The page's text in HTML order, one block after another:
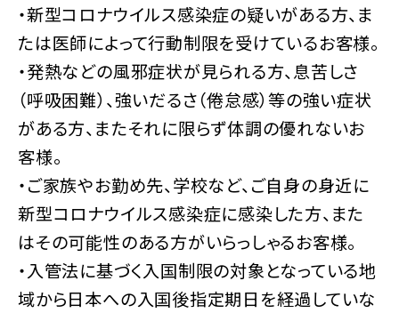
・新型コロナウイルス感染症の疑いがある方、ま
たは医師によって行動制限を受けているお客様。
・発熱などの風邪症状が見られる方、息苦しさ
（呼吸困難）、強いだるさ（倦怠感）等の強い症状
がある方、またそれに限らず体調の優れないお
客様。
・ご家族やお勤め先、学校など、ご自身の身近に
新型コロナウイルス感染症に感染した方、また
はその可能性のある方がいらっしゃるお客様。
・入管法に基づく入国制限の対象となっている地
域から日本への入国後指定期日を経過していな